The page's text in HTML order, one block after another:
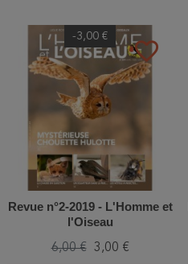
favorite_border
-3,00 €
Revue n°2-2019 - L'Homme et
l'Oiseau
6,00 € 3,00 €